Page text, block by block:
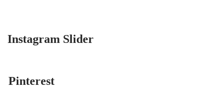
Instagram Slider
Pinterest